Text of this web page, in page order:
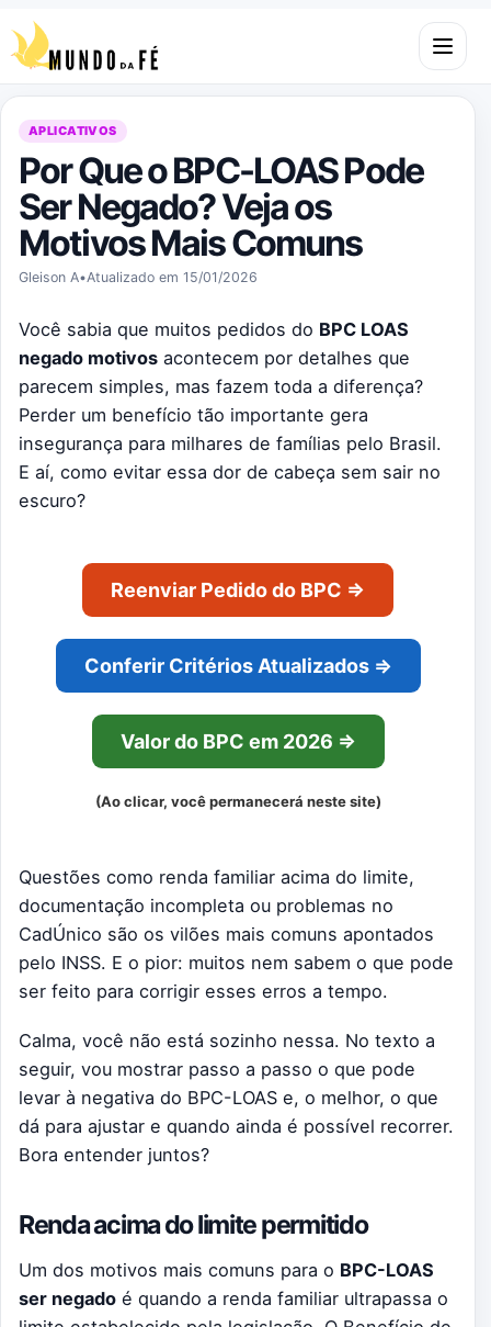
Pular para o conteúdo
Abrir
APLICATIVOS
Por Que o BPC-LOAS Pode
Ser Negado? Veja os
Motivos Mais Comuns
Gleison A•Atualizado em 15/01/2026
Você sabia que muitos pedidos do BPC LOAS
negado motivos acontecem por detalhes que
parecem simples, mas fazem toda a diferença?
Perder um benefício tão importante gera
insegurança para milhares de famílias pelo Brasil.
E aí, como evitar essa dor de cabeça sem sair no
escuro?
Reenviar Pedido do BPC ⇒
Conferir Critérios Atualizados ⇒
Valor do BPC em 2026 ⇒
(Ao clicar, você permanecerá neste site)
Questões como renda familiar acima do limite,
documentação incompleta ou problemas no
CadÚnico são os vilões mais comuns apontados
pelo INSS. E o pior: muitos nem sabem o que pode
ser feito para corrigir esses erros a tempo.
Calma, você não está sozinho nessa. No texto a
seguir, vou mostrar passo a passo o que pode
levar à negativa do BPC-LOAS e, o melhor, o que
dá para ajustar e quando ainda é possível recorrer.
Bora entender juntos?
Renda acima do limite permitido
Um dos motivos mais comuns para o BPC-LOAS
ser negado é quando a renda familiar ultrapassa o